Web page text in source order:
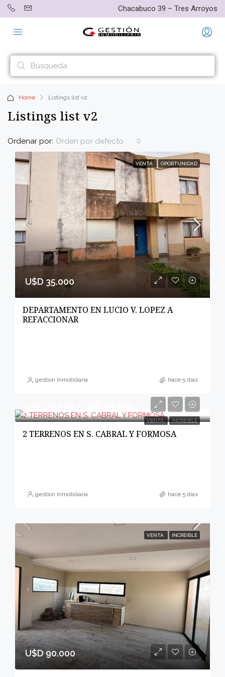
Chacabuco 39 – Tres Arroyos
Home Listings list v2
Listings list v2
Ordenar por: Orden por defecto
VENTA OPORTUNIDAD
U$D 35.000
DEPARTAMENTO EN LUCIO V. LOPEZ A
REFACCIONAR
gestion Inmobiliaria hace 5 días
VENTA INCREIBLE
2 TERRENOS EN S. CABRAL Y FORMOSA
gestion Inmobiliaria hace 5 días
VENTA INCREIBLE
U$D 90.000